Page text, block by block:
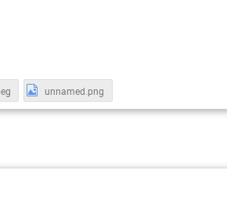
unnamed.png